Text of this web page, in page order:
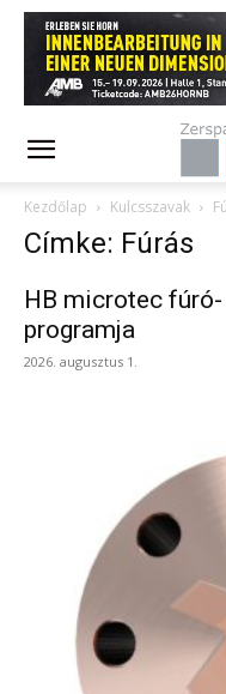
Kezdőlap Kulcsszavak
Címke: Fúrás
HB microtec
programja
2026. augusztus 1.